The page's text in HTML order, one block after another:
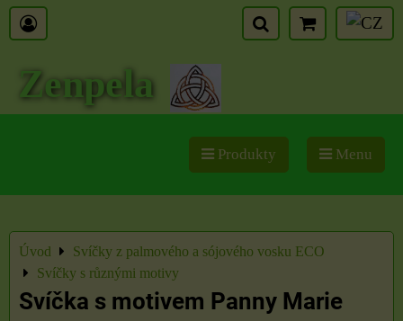
Zenpela
Produkty Menu
Úvod
Svíčky z palmového a sójového vosku ECO
Svíčky s různými motivy
Svíčka s motivem Panny Marie